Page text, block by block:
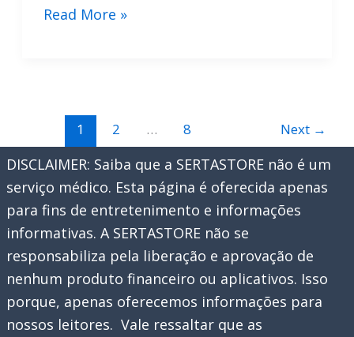
Apps
Pena?
Read More »
1 2 … 8 Next →
DISCLAIMER: Saiba que a SERTASTORE não é um
serviço médico. Esta página é oferecida apenas
para fins de entretenimento e informações
informativas. A SERTASTORE não se
responsabiliza pela liberação e aprovação de
nenhum produto financeiro ou aplicativos. Isso
porque, apenas oferecemos informações para
nossos leitores. Vale ressaltar que as